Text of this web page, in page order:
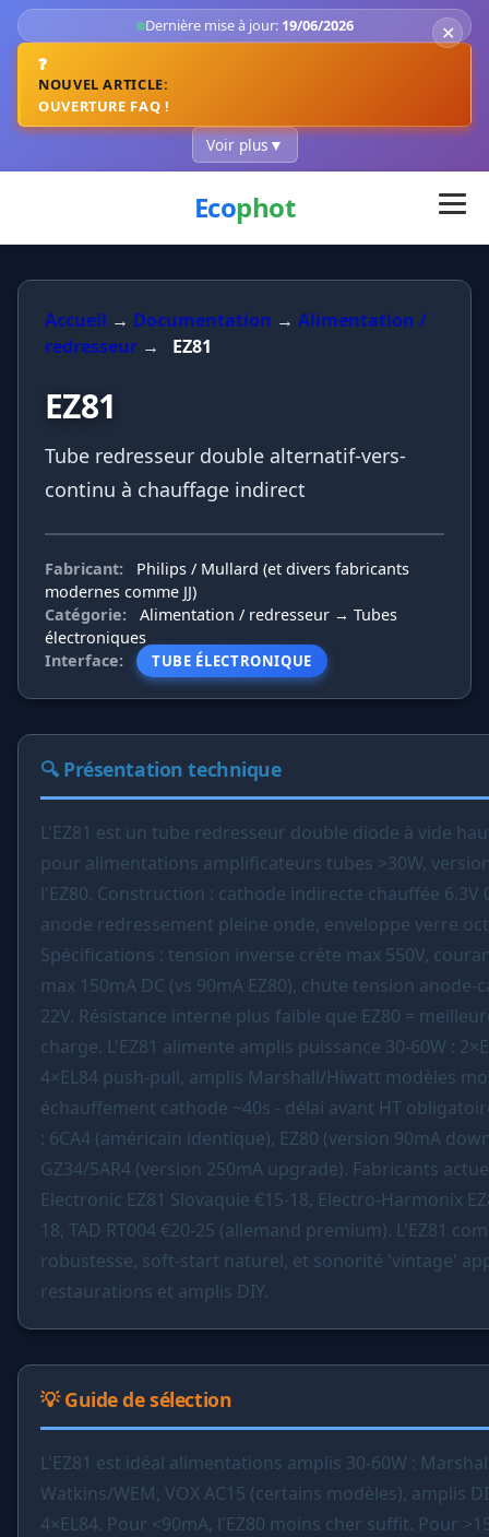
Dernière mise à jour: 19/06/2026
❓
NOUVEL ARTICLE:
OUVERTURE FAQ !
Voir plus ▼
✕
Ecophot
Accueil → Documentation → Alimentation /
redresseur → EZ81
EZ81
Tube redresseur double alternatif-vers-
continu à chauffage indirect
Fabricant:
Philips / Mullard (et divers fabricants
modernes comme JJ)
Catégorie:
Alimentation / redresseur → Tubes
électroniques
Interface:
TUBE ÉLECTRONIQUE
🔍 Présentation technique
L'EZ81 est un tube redresseur double diode à vide
pour alimentations amplificateurs tubes >30W,
l'EZ80. Construction : cathode indirecte chauffée 6.3V
anode redressement pleine onde, enveloppe verre
Spécifications : tension inverse crête max 550V,
max 150mA DC (vs 90mA EZ80), chute tension anode-
22V. Résistance interne plus faible que EZ80 =
charge. L'EZ81 alimente amplis puissance 30-60W :
4×EL84 push-pull, amplis Marshall/Hiwatt modèles
échauffement cathode ~40s - délai avant HT
: 6CA4 (américain identique), EZ80 (version 90mA
GZ34/5AR4 (version 250mA upgrade). Fabricants
Electronic EZ81 Slovaquie €15-18, Electro-Harmonix
18, TAD RT004 €20-25 (allemand premium). L'EZ81
robustesse, soft-start naturel, et sonorité 'vintage'
restaurations et amplis DIY.
💡 Guide de sélection
L'EZ81 est idéal alimentations amplis 30-60W :
Watkins/WEM, VOX AC15 (certains modèles), amplis
4×EL84. Pour <90mA, l'EZ80 moins cher suffit. Pour